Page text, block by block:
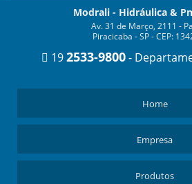
CONEXÕES PNEUMÁTICAS
TUBULAÇÃO PNEUMÁTICA
RESERVATÓRIOS HIDRÁULICOS
VÁLVULAS HIDRÁULICAS
Modrali - Hidráulica &
Av. 31 de Março, 2111 -
Piracicaba - SP - CEP:
192533-9800-
Home
Empresa
Produtos